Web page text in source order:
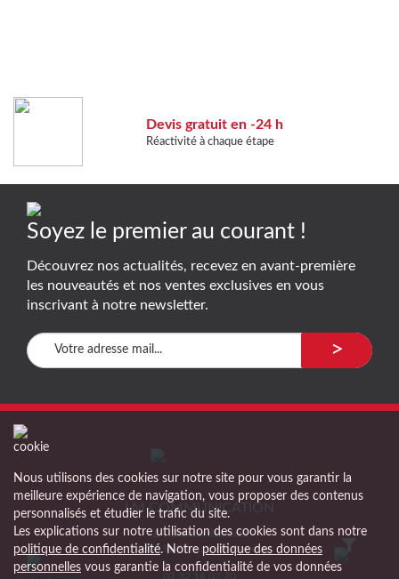
Devis gratuit en -24 h
Réactivité à chaque étape
Soyez le premier au courant !
Découvrez nos actualités, recevez en avant-première
les nouveautés et nos ventes exclusives en vous
inscrivant à notre newsletter.
>
LM COMMUNICATION
ZA Chemin des Grès
76800 St-Etienne-du-Rouvray
Nous utilisons des cookies sur notre site pour vous garantir la
meilleure expérience de navigation, vous proposer des contenus
personnalisés et étudier le trafic du site.
Les explications sur notre utilisation des cookies sont dans notre
politique de confidentialité. Notre politique des données
personnelles vous garantie la confidentialité de vos données